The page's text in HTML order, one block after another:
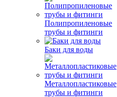
Полипропиленовые
трубы и фитинги
Баки для воды
Металлопластиковые
трубы и фитинги